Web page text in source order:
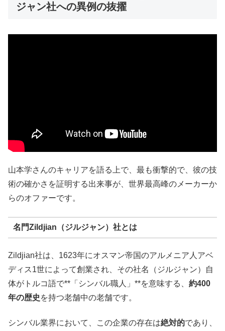
ジャン社への異例の抜擢
山本学さんのキャリアを語る上で、最も衝撃的で、彼の技
術の確かさを証明する出来事が、世界最高峰のメーカーか
らのオファーです。
名門Zildjian（ジルジャン）社とは
Zildjian社は、1623年にオスマン帝国のアルメニア人アベ
ディス1世によって創業され、その社名（ジルジャン）自
体がトルコ語で**「シンバル職人」**を意味する、 約400
年の歴史 を持つ老舗中の老舗です。
シンバル業界において、この企業の存在は絶対的であり、